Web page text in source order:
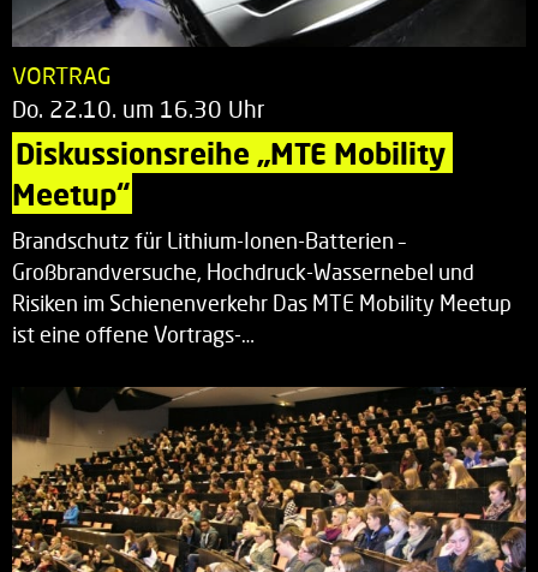
VORTRAG
Do. 22.10. um 16.30 Uhr
Diskussionsreihe „MTE Mobility
Meetup“
Brandschutz für Lithium-Ionen-Batterien –
Großbrandversuche, Hochdruck-Wassernebel und
Risiken im Schienenverkehr Das MTE Mobility Meetup
ist eine offene Vortrags-…